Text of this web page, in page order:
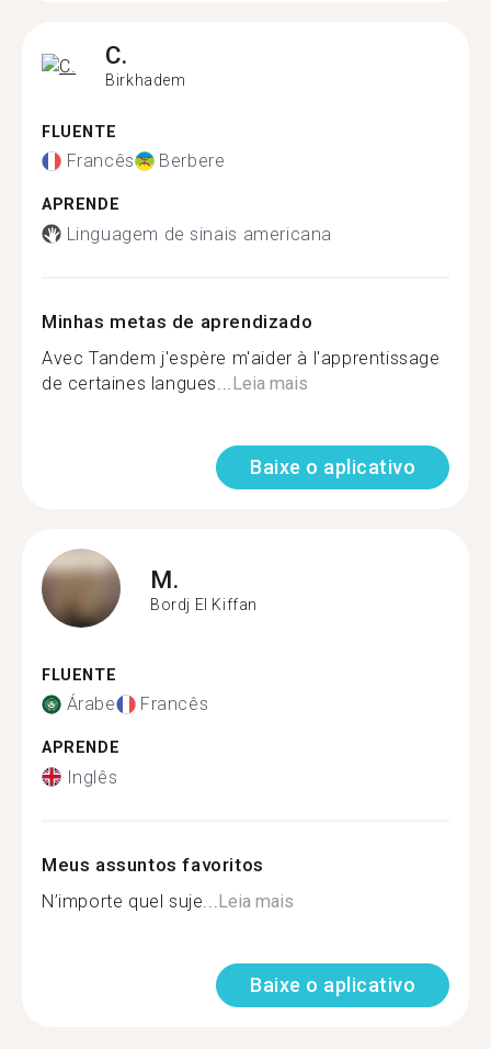
C.
Birkhadem
FLUENTE
Francês Berbere
APRENDE
Linguagem de sinais americana
Minhas metas de aprendizado
Avec Tandem j'espère m'aider à l'apprentissage
de certaines langues... Leia mais
Baixe o aplicativo
M.
Bordj El Kiffan
FLUENTE
Árabe Francês
APRENDE
Inglês
Meus assuntos favoritos
N’importe quel suje... Leia mais
Baixe o aplicativo